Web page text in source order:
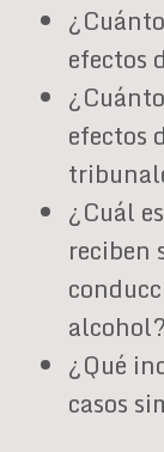
efectos
efectos
¿Cuál
reciben
alcohol?
¿Qué
casos